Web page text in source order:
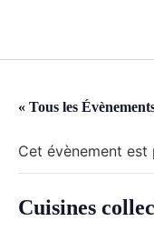
« Tous les
Cet évènement est
Cuisines